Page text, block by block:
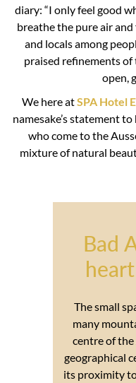
diary: “I only feel good
breathe the pure air
and locals among
praised refinements of
open,
We here atSPA Hotel
namesake’s statement
who come to the
mixture of natural
Bad
The small
many
centre of the
geographical
its proximity to